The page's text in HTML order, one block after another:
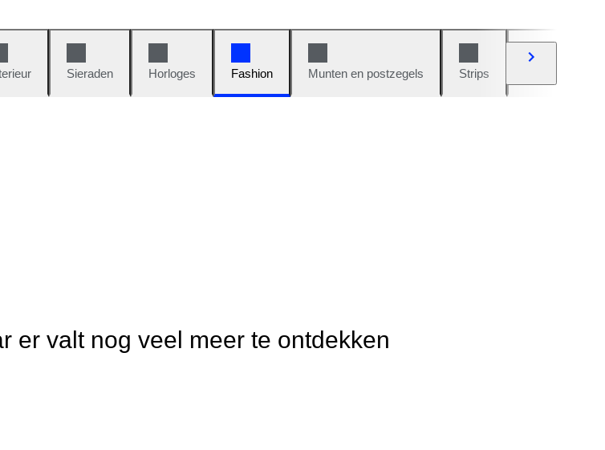
Sieraden Horloges Fashion Munten en postzegels Strips
er valt nog veel meer te ontdekken